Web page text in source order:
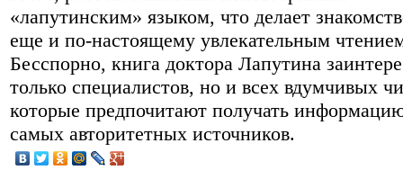
«лапутинским» языком, что делает
еще и по-настоящему увлекательным
Бесспорно, книга доктора Лапутина
только специалистов, но и всех вдумчивых
которые предпочитают получать
самых авторитетных источников.